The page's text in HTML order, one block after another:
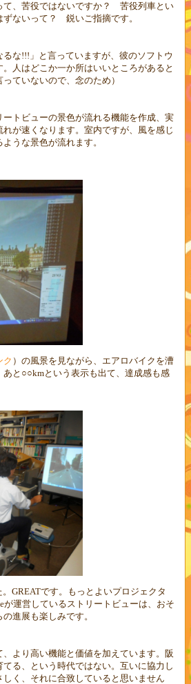
て、苦役ではないですか？ 苦役列車とい
ずないって？ 鋭いご指摘です。
るな!!! 」と言っていますが、彼のソフトウ
人はどこか一か所はいいところがあると
ていないので、念のため）
トビューの景色が流れる機能を作成、実
が速くなります。室内ですが、風を感じ
うな景色が流れます。
ク ）の風景を見ながら、エアロバイクを漕
あと○○kmという表示も出て、達成感も感
GREATです。もっとよいプロジェクタ
が運営しているストリートビューは、おそ
進展も楽しみです。
より高い機能と価値を加えています。阪
る、という時代ではない。互いに協力し
く、それに合致していると思いません